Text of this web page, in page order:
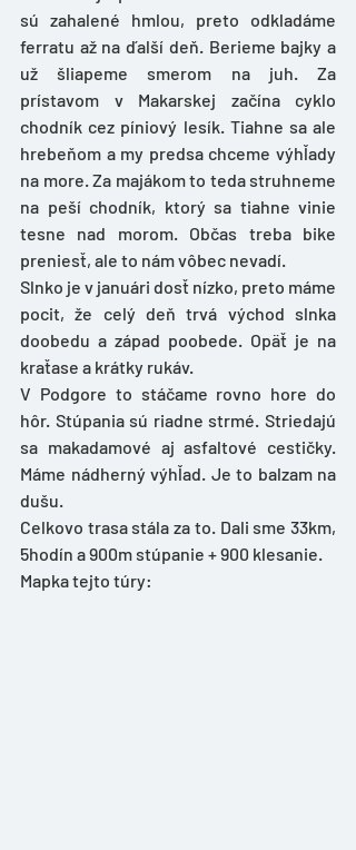
sú zahalené hmlou, preto odkladáme
ferratu až na ďalší deň. Berieme bajky a
už šliapeme smerom na juh. Za
prístavom v Makarskej začína cyklo
chodník cez píniový lesík. Tiahne sa ale
hrebeňom a my predsa chceme výhľady
na more. Za majákom to teda struhneme
na peší chodník, ktorý sa tiahne vinie
tesne nad morom. Občas treba bike
preniesť, ale to nám vôbec nevadí.
Slnko je v januári dosť nízko, preto máme
pocit, že celý deň trvá východ slnka
doobedu a západ poobede. Opäť je na
kraťase a krátky rukáv.
V Podgore to stáčame rovno hore do
hôr. Stúpania sú riadne strmé. Striedajú
sa makadamové aj asfaltové cestičky.
Máme nádherný výhľad. Je to balzam na
dušu.
Celkovo trasa stála za to. Dali sme 33km,
5hodín a 900m stúpanie + 900 klesanie.
Mapka tejto túry: